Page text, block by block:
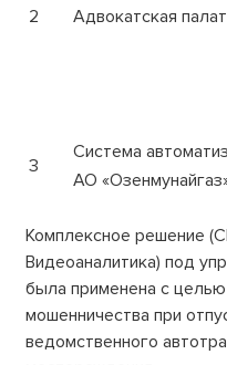
2 Адвокатская
3
Система
АО
Комплексное решение
Видеоаналитика) под
была применена с
мошенничества при
ведомственного